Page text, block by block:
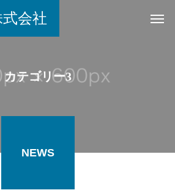
会社
カテゴリー3
NEWS